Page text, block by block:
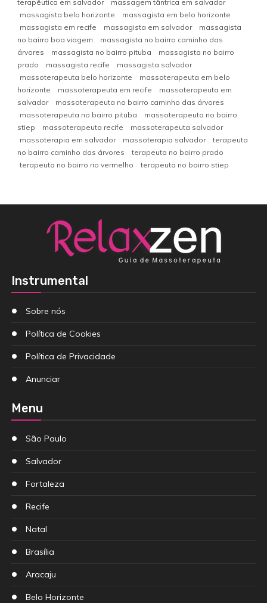
terapêutica em salvador
massagem tântrica em salvador
massagista belo horizonte
massagista em belo horizonte
massagista em recife
massagista em salvador
massagista
no bairro boa viagem
massagista no bairro caminho das
árvores
massagista no bairro pituba
massagista no bairro
prado
massagista recife
massagista salvador
massoterapeuta belo horizonte
massoterapeuta em belo
horizonte
massoterapeuta em recife
massoterapeuta em
salvador
massoterapeuta no bairro caminho das árvores
massoterapeuta no bairro pituba
massoterapeuta no bairro
stiep
massoterapeuta recife
massoterapeuta salvador
massoterapia em salvador
massoterapia salvador
terapeuta
no bairro caminho das árvores
terapeuta no bairro prado
terapeuta no bairro rio vermelho
terapeuta no bairro stiep
Instrumental
Sobre nós
Política de Cookies
Política de Privacidade
Anunciar
Menu
São Paulo
Salvador
Fortaleza
Recife
Natal
Brasília
Aracaju
Belo Horizonte